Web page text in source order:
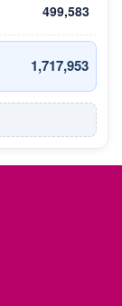
499,583
1,717,953